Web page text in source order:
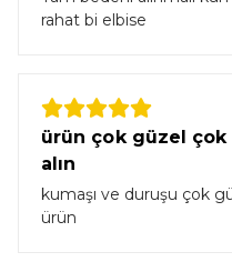
rahat bi elbise
ürün çok güzel
alın
kumaşı ve duruşu çok
ürün